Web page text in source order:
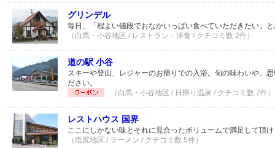
グリンデル
毎日、「程よい値段でおなかいっぱい食べていただきたい」
（白馬・小谷地区 / レストラン・洋食 / クチコミ数 2件）
道の駅 小谷
スキーや登山、レジャーのお帰りでの入浴。旬の味わいや、
ださい。
（白馬・小谷地区 / 日帰り温泉 / クチコミ数 7件）
レストハウス 国界
ここにしかない味とそれに見合ったボリュームで満足して頂
（塩尻地区 / ラーメン / クチコミ数 5件）